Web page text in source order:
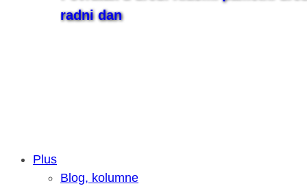
radni dan
Samsung otkrio kako je nastajala
Plus
Blog, kolumne